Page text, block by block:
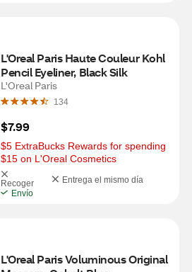
L'Oreal Paris Haute Couleur Kohl
Pencil Eyeliner, Black Silk
L'Oreal Paris
134
$7.99
$5 ExtraBucks Rewards for spending
$15 on L'Oreal Cosmetics
Recoger
Entrega el mismo día
Envío
L'Oreal Paris Voluminous Original